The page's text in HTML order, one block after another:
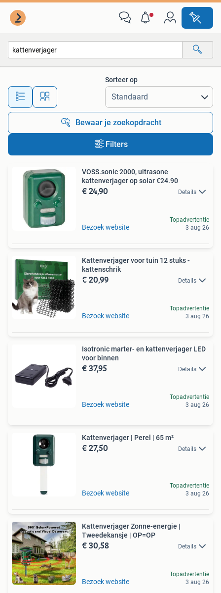
Alle afstanden…
Sorteer op
Bewaar je zoekopdracht
Filters
VOSS.sonic 2000, ultrasone
kattenverjager op solar €24.90
€ 24,90 Details
Bezoek website
Topadvertentie
3 aug 26
Kattenverjager voor tuin 12 stuks -
kattenschrik
€ 20,99 Details
Bezoek website
Topadvertentie
3 aug 26
Isotronic marter- en kattenverjager LED
voor binnen
€ 37,95 Details
Bezoek website
Topadvertentie
3 aug 26
Kattenverjager | Perel | 65 m²
€ 27,50 Details
Bezoek website
Topadvertentie
3 aug 26
Kattenverjager Zonne-energie |
Tweedekansje | OP=OP
€ 30,58 Details
Bezoek website
Topadvertentie
3 aug 26